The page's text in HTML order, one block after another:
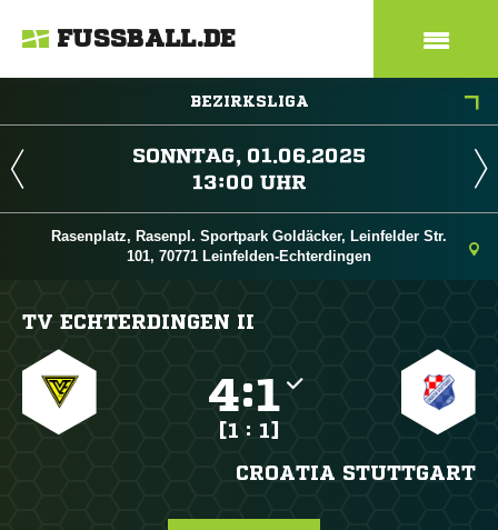
FUSSBALL.DE
BEZIRKSLIGA
 
 
Rasenplatz, Rasenpl. Sportpark Goldäcker, Leinfelder Str.
101, 70771 Leinfelden-Echterdingen
TV ECHTERDINGEN II
:
[1 : 1]
CROATIA STUTTGART